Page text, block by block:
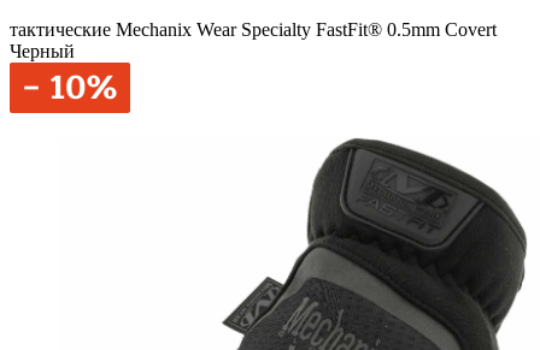
тактические Mechanix Wear Specialty FastFit® 0.5mm Covert
Черный